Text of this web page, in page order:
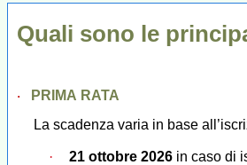
Quali sono le
·
PRIMA RATA
La scadenza varia in base
· 21 ottobre 2026 in caso di